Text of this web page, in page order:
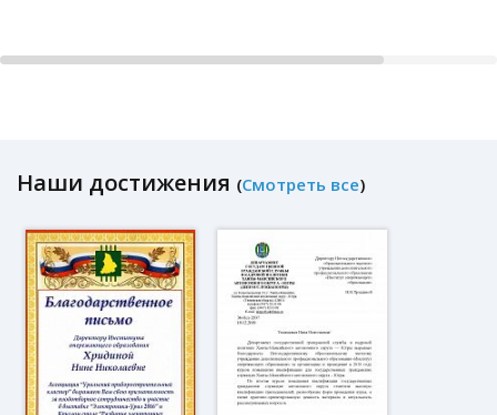
Наши достижения (Смотреть все)